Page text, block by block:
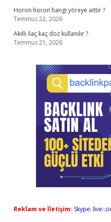
Horon horon hangi yöreye aittir ?
Temmuz 22, 2026
Akıllı ilaç kaç doz kullanılır ?
Temmuz 21, 2026
Reklam ve İletişim: Skype: